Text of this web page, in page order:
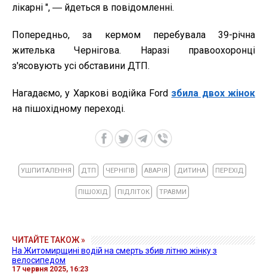
лікарні ", ― йдеться в повідомленні.
Попередньо, за кермом перебувала 39-річна
жителька Чернігова. Наразі правоохоронці
з'ясовують усі обставини ДТП.
Нагадаємо, у Харкові водійка Ford збила двох жінок
на пішохідному переході.
УШПИТАЛЕННЯ ДТП ЧЕРНІГІВ АВАРІЯ ДИТИНА ПЕРЕХІД
ПІШОХІД ПІДЛІТОК ТРАВМИ
ЧИТАЙТЕ ТАКОЖ »
На Житомирщині водій на смерть збив літню жінку з
велосипедом
17 червня 2025, 16:23